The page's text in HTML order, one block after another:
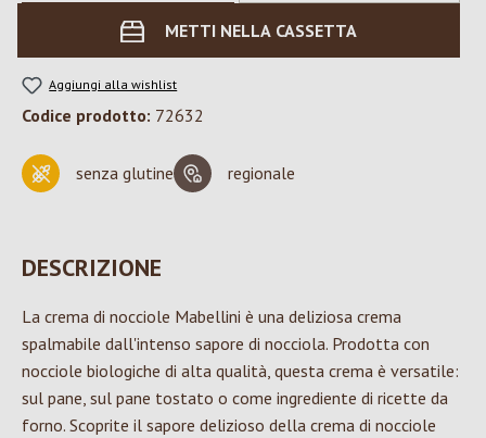
METTI NELLA CASSETTA
Aggiungi alla wishlist
Codice prodotto: 72632
senza glutine regionale
DESCRIZIONE
La crema di nocciole Mabellini è una deliziosa crema
spalmabile dall'intenso sapore di nocciola. Prodotta con
nocciole biologiche di alta qualità, questa crema è versatile:
sul pane, sul pane tostato o come ingrediente di ricette da
forno. Scoprite il sapore delizioso della crema di nocciole